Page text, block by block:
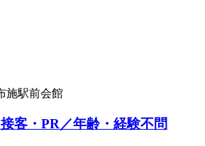
施駅前会館
客・PR／年齢・経験不問